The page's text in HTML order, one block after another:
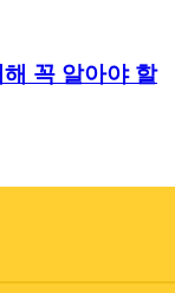
해 꼭 알아야 할